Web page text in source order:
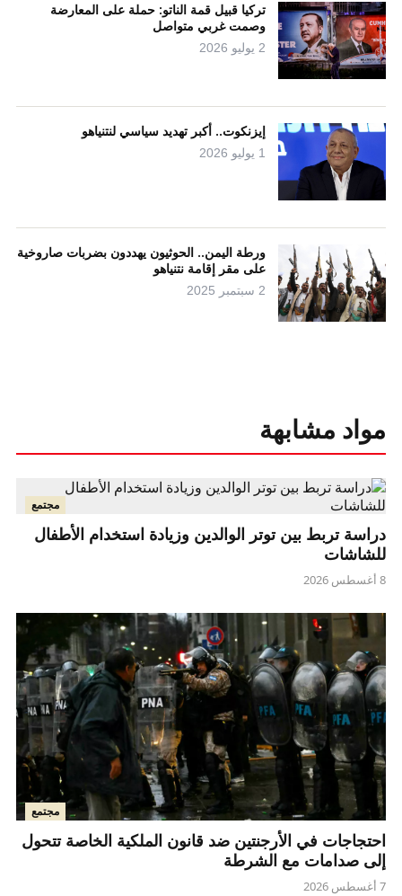
تركيا قبيل قمة الناتو: حملة على المعارضة
وصمت غربي متواصل
2 يوليو 2026
إيزنكوت.. أكبر تهديد سياسي لنتنياهو
1 يوليو 2026
ورطة اليمن.. الحوثيون يهددون بضربات صاروخية
على مقر إقامة نتنياهو
2 سبتمبر 2025
مواد مشابهة
مجتمع
دراسة تربط بين توتر الوالدين وزيادة استخدام الأطفال
للشاشات
8 أغسطس 2026
مجتمع
احتجاجات في الأرجنتين ضد قانون الملكية الخاصة تتحول
إلى صدامات مع الشرطة
7 أغسطس 2026